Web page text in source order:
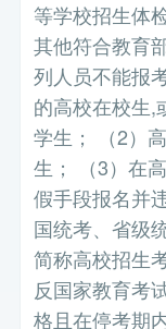
等学校招生体
其他符合教育
列人员不能报
的高校在校生,
学生； （2）
生； （3）在
假手段报名并
国统考、省级
简称高校招生
反国家教育考
格且在停考期